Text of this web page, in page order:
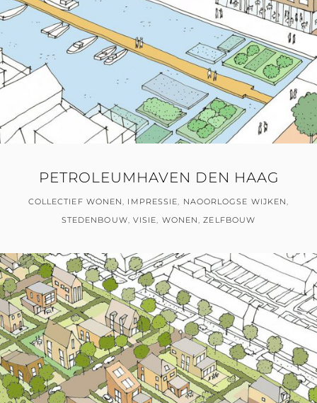
PETROLEUMHAVEN DEN HAAG
COLLECTIEF WONEN, IMPRESSIE, NAOORLOGSE WIJKEN,
STEDENBOUW, VISIE, WONEN,ZELFBOUW